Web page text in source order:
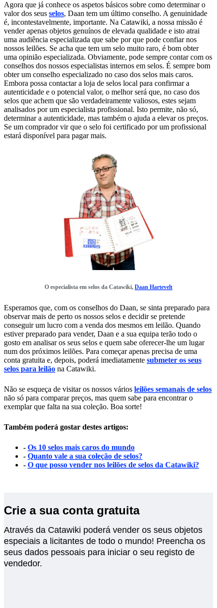
Agora que já conhece os aspetos básicos sobre como determinar o
valor dos seus selos, Daan tem um último conselho. A genuinidade
é, incontestavelmente, importante. Na Catawiki, a nossa missão é
vender apenas objetos genuínos de elevada qualidade e isto atrai
uma audiência especializada que sabe por que pode confiar nos
nossos leilões. Se acha que tem um selo muito raro, é bom obter
uma opinião especializada. Obviamente, pode sempre contar com os
conselhos dos nossos especialistas internos em selos. É sempre bom
obter um conselho especializado no caso dos selos mais caros.
Embora possa contactar a loja de selos local para confirmar a
autenticidade e o potencial valor, o melhor será que, no caso dos
selos que achem que são verdadeiramente valiosos, estes sejam
analisados por um especialista profissional. Isto permite, não só,
determinar a autenticidade, mas também o ajuda a elevar os preços.
Se um comprador vir que o selo foi certificado por um profissional
estará disponível para pagar mais.
O especialista em selos da Catawiki, Daan Hartevelt
Esperamos que, com os conselhos do Daan, se sinta preparado para
observar mais de perto os nossos selos e decidir se pretende
conseguir um lucro com a venda dos mesmos em leilão. Quando
estiver preparado para vender, Daan e a sua equipa terão todo o
gosto em analisar os seus selos e quem sabe oferecer-lhe um lugar
num dos próximos leilões. Para começar apenas precisa de uma
conta gratuita e, depois, poderá imediatamente submeter os seus
selos para leilão na Catawiki.
Não se esqueça de visitar os nossos vários leilões semanais de selos
não só para comparar preços, mas quem sabe para encontrar o
exemplar que falta na sua coleção. Boa sorte!
Também poderá gostar destes artigos:
- Os 10 selos mais caros do mundo
- Quanto vale a sua coleção de selos?
- O que posso vender nos leilões de selos da Catawiki?
Crie a sua conta gratuita
Através da Catawiki poderá vender os seus objetos
especiais a licitantes de todo o mundo! Preencha os
seus dados pessoais para iniciar o seu registo de
vendedor.